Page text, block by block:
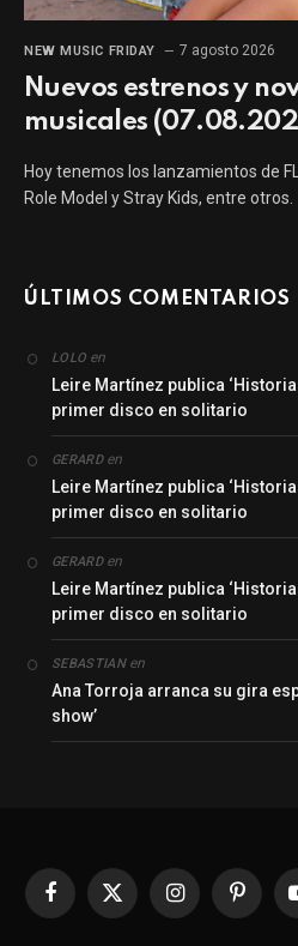
NEW MUSIC FRIDAY 7 agosto 2026
Nuevos estrenos y
musicales
Hoy tenemos los lanzamientos de
Role Model y Stray Kids, entre otros.
ÚLTIMOS COMENTARIOS
LOLO en
Leire Martínez publica
primer disco en solitario
GERARDen
Leire Martínez publica
primer disco en solitario
GERARDen
Leire Martínez publica
primer disco en solitario
SEBASTIANen
Ana Torroja arranca su gira
show’
Facebook
X
InstagramPinterest